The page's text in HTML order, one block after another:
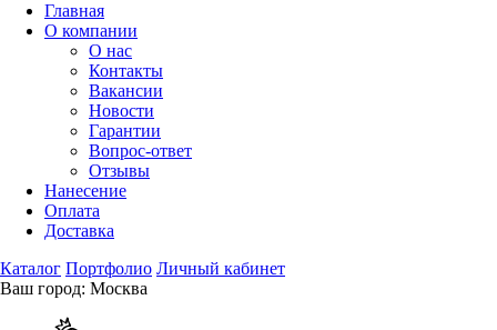
Главная
О компании
О нас
Контакты
Вакансии
Новости
Гарантии
Вопрос-ответ
Отзывы
Нанесение
Оплата
Доставка
Каталог Портфолио Личный кабинет
Ваш город: Москва